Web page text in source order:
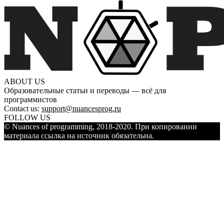
ABOUT US
Образовательные статьи и переводы — всё для
программистов
Contact us: support@nuancesprog.ru
FOLLOW US
© Nuances of programming, 2018-2020. При копировании
материала ссылка на источник обязательна.